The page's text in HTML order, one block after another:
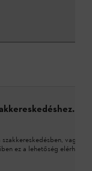
vagy a
ez a lehetőség elérhető.